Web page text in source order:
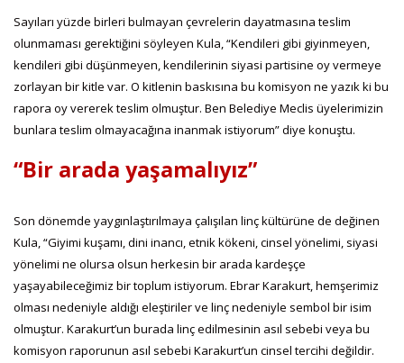
Sayıları yüzde birleri bulmayan çevrelerin dayatmasına teslim
olunmaması gerektiğini söyleyen Kula, “Kendileri gibi giyinmeyen,
kendileri gibi düşünmeyen, kendilerinin siyasi partisine oy vermeye
zorlayan bir kitle var. O kitlenin baskısına bu komisyon ne yazık ki bu
rapora oy vererek teslim olmuştur. Ben Belediye Meclis üyelerimizin
bunlara teslim olmayacağına inanmak istiyorum” diye konuştu.
“Bir arada yaşamalıyız”
Son dönemde yaygınlaştırılmaya çalışılan linç kültürüne de değinen
Kula, “Giyimi kuşamı, dini inancı, etnik kökeni, cinsel yönelimi, siyasi
yönelimi ne olursa olsun herkesin bir arada kardeşçe
yaşayabileceğimiz bir toplum istiyorum. Ebrar Karakurt, hemşerimiz
olması nedeniyle aldığı eleştiriler ve linç nedeniyle sembol bir isim
olmuştur. Karakurt’un burada linç edilmesinin asıl sebebi veya bu
komisyon raporunun asıl sebebi Karakurt’un cinsel tercihi değildir.